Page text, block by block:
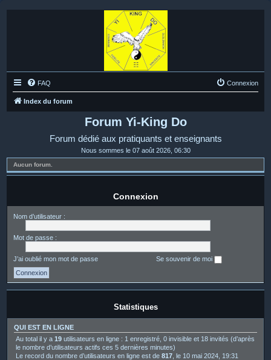
FAQ Connexion
Index du forum
Forum Yi-King Do
Forum dédié aux pratiquants et enseignants
Nous sommes le 07 août 2026, 06:30
Aucun forum.
Connexion
Nom d’utilisateur :
Mot de passe :
J’ai oublié mon mot de passe Se souvenir de moi
Statistiques
QUI EST EN LIGNE
Au total il y a 19 utilisateurs en ligne : 1 enregistré, 0 invisible et 18 invités (d’après
le nombre d’utilisateurs actifs ces 5 dernières minutes)
Le record du nombre d’utilisateurs en ligne est de 817 , le 10 mai 2024, 19:31